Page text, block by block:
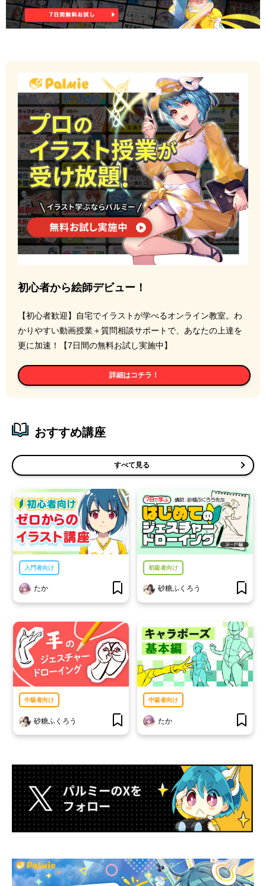
初心者から絵師デビュー！
【初心者歓迎】自宅でイラストが学べるオンライン教室。わ
かりやすい動画授業＋質問相談サポートで、あなたの上達を
更に加速！【7日間の無料お試し実施中】
詳細はコチラ！
おすすめ講座
すべて見る
入門者向け
たか
初級者向け
砂糖ふくろう
中級者向け
砂糖ふくろう
中級者向け
たか